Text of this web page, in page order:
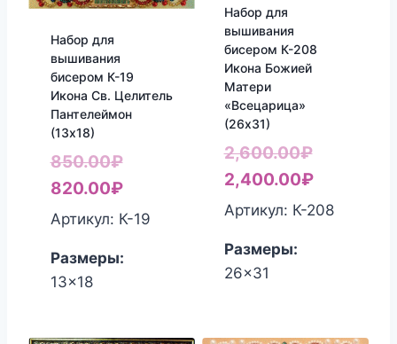
Набор для
вышивания
бисером К-19
Икона Св. Целитель
Пантелеймон
(13х18)
850.00₽Первоначальная
цена
составляла
820.00₽Текущая
цена:
Артикул: К-19
Размеры:
13x18
Набор для
вышивания
бисером К-208
Икона Божией
Матери
«Всецарица»
(26х31)
2,600.00₽
цена
2,400.00₽Текущая
цена:
Артикул: К-208
Размеры:
26x31